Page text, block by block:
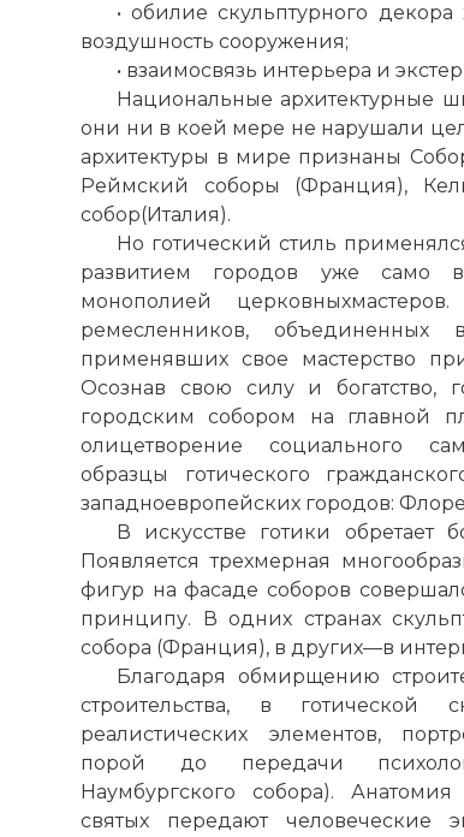
• обилие скульптурного
воздушность сооружения;
• взаимосвязь интерьера и
Национальные архитектурные
они ни в коей мере не нарушали
архитектуры в мире признаны
Реймский соборы (Франция),
собор(Италия).
Но готический стиль
развитием городов уже само
монополией
ремесленников,
применявших свое мастерство
Осознав свою силу и богатство,
городским собором на главной
олицетворение социального
образцы готического
западноевропейских городов:
В искусстве готики обретает
Появляется трехмерная
фигур на фасаде соборов
принципу. В одних странах
собора (Франция), в других—в
Благодаря обмирщению
строительства, в готической
реалистических элементов,
порой до передачи
Наумбургского собора).
святых передают человеческие